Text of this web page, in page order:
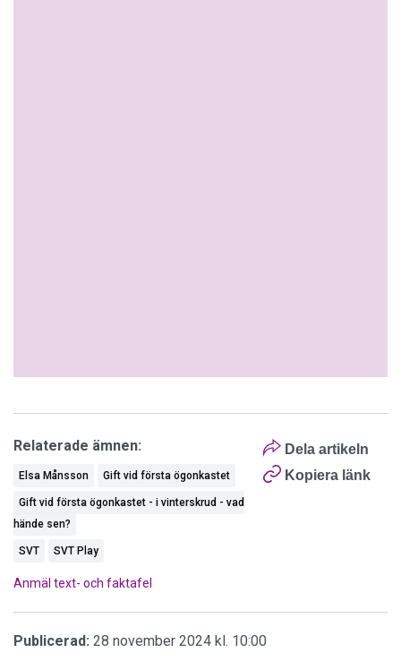
Dela artikeln
Kopiera länk
Relaterade ämnen:
Elsa Månsson Gift vid första ögonkastet
Gift vid första ögonkastet - i vinterskrud - vad
hände sen?
SVT SVT Play
Anmäl text- och faktafel
Publicerad: 28 november 2024 kl. 10:00